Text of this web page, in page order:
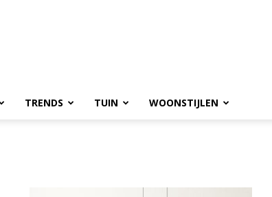
TRENDS TUIN WOONSTIJLEN